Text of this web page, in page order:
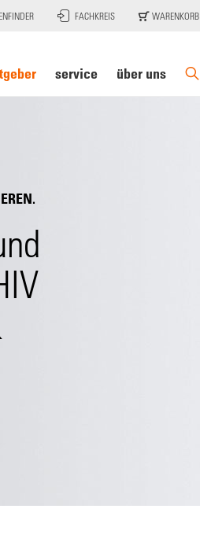
FACHKREIS WARENKORB
service über uns